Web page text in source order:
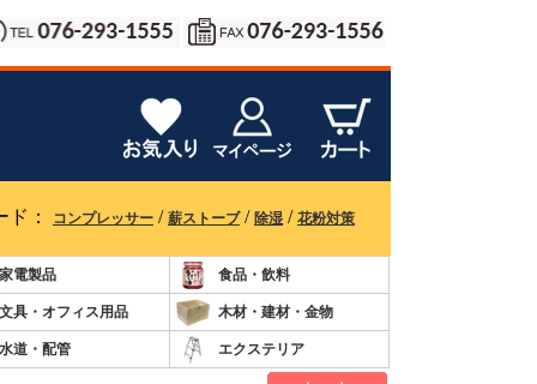
ド： コンプレッサー / 薪ストーブ/ 除湿 / 花粉対策
家電製品 食品・飲料
文具・オフィス用品 木材・建材・金物
水道・配管 エクステリア